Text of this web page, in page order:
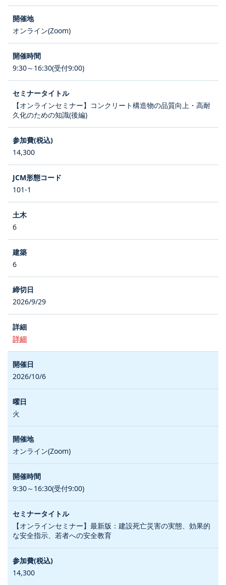
オンライン(Zoom)
9:30～16:30(受付9:00)
【オンラインセミナー】コンクリート構造物の品質向上・高耐
久化のための知識(後編)
14,300
101-1
6
6
2026/9/29
詳細
2026/10/6
火
オンライン(Zoom)
9:30～16:30(受付9:00)
【オンラインセミナー】最新版：建設死亡災害の実態、効果的
な安全指示、若者への安全教育
14,300